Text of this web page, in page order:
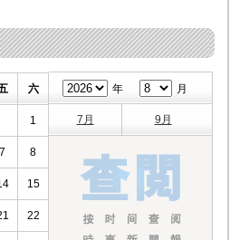
六
1
7 8
15
22
年 月
7月 9月